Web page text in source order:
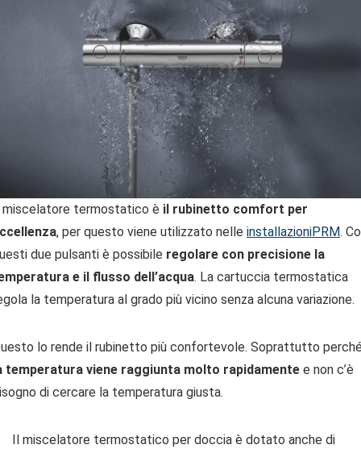
termostatico è il rubinetto comfort per
, per questo viene utilizzato nelle installazioniPRM.
due pulsanti è possibile regolare con precisione la
e il flusso dell’acqua. La cartuccia termostatica
la temperatura al grado più vicino senza alcuna variazione.
lo rende il rubinetto più confortevole. Soprattutto
temperatura viene raggiunta molto rapidamente e non c’è
di cercare la temperatura giusta.
Il miscelatore termostatico per doccia è dotato anche di